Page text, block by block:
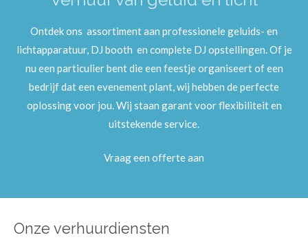
Ontdek ons assortiment aan professionele geluids- en
lichtapparatuur, DJ booth en complete DJ opstellingen. Of je
nu een particulier bent die een feestje organiseert of een
bedrijf dat een evenement plant, wij hebben de perfecte
oplossing voor jou. Wij staan garant voor flexibiliteit en
uitstekende service.
Vraag een offerte aan
Onze verhuurdiensten